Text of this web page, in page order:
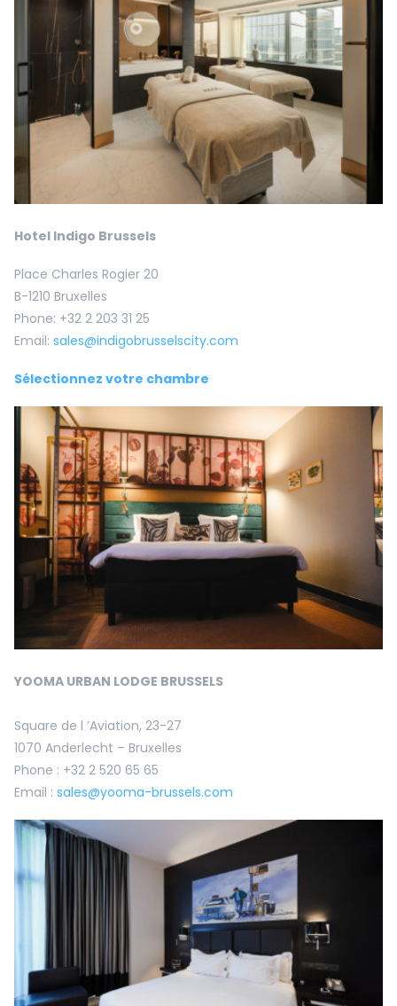
Hotel Indigo Brussels
Place Charles Rogier 20
B-1210 Bruxelles
Phone: +32 2 203 31 25
Email: sales@indigobrusselscity.com
Sélectionnez votre chambre
YOOMA URBAN LODGE BRUSSELS
Square de l ’Aviation, 23-27
1070 Anderlecht – Bruxelles
Phone : +32 2 520 65 65
Email : sales@yooma-brussels.com